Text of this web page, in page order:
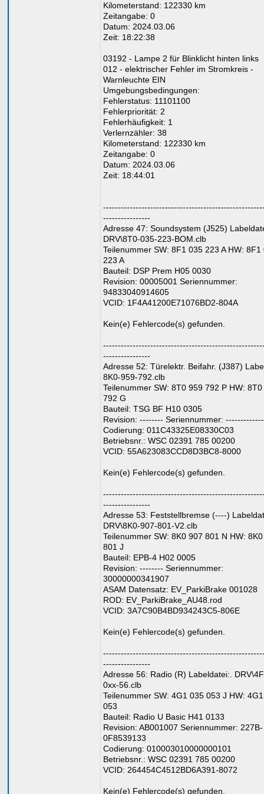
Kilometerstand: 122330 km
Zeitangabe: 0
Datum: 2024.03.06
Zeit: 18:22:38
03192 - Lampe 2 für Blinklicht hinten links
012 - elektrischer Fehler im Stromkreis -
Warnleuchte EIN
Umgebungsbedingungen:
Fehlerstatus: 11101100
Fehlerpriorität: 2
Fehlerhäufigkeit: 1
Verlernzähler: 38
Kilometerstand: 122330 km
Zeitangabe: 0
Datum: 2024.03.06
Zeit: 18:44:01
----------------
Adresse 47: Soundsystem (J525)
DRV\8T0-035-223-BOM.clb
Teilenummer SW: 8F1 035 223 A HW: 8F1
223 A
Bauteil: DSP Prem H05 0030
Revision: 00005001 Seriennummer:
94833040914605
VCID: 1F4A41200E71076BD2-804A
Kein(e) Fehlercode(s) gefunden.
----------------
Adresse 52: Türelektr. Beifahr. (J387)
8K0-959-792.clb
Teilenummer SW: 8T0 959 792 P HW:
792 G
Bauteil: TSG BF H10 0305
Revision: -------- Seriennummer:
Codierung: 011C43325E08330C03
Betriebsnr.: WSC 02391 785 00200
VCID: 55A623083CCD8D3BC8-8000
Kein(e) Fehlercode(s) gefunden.
----------------
Adresse 53: Feststellbremse (----)
DRV\8K0-907-801-V2.clb
Teilenummer SW: 8K0 907 801 N HW:
801 J
Bauteil: EPB-4 H02 0005
Revision: -------- Seriennummer:
30000000341907
ASAM Datensatz: EV_ParkiBrake 001028
ROD: EV_ParkiBrake_AU48.rod
VCID: 3A7C90B4BD934243C5-806E
Kein(e) Fehlercode(s) gefunden.
----------------
Adresse 56: Radio (R) Labeldatei:.
0xx-56.clb
Teilenummer SW: 4G1 035 053 J HW:
053
Bauteil: Radio U Basic H41 0133
Revision: AB001007 Seriennummer: 227B-
0F8539133
Codierung: 010003010000000101
Betriebsnr.: WSC 02391 785 00200
VCID: 264454C4512BD6A391-8072
Kein(e) Fehlercode(s) gefunden.